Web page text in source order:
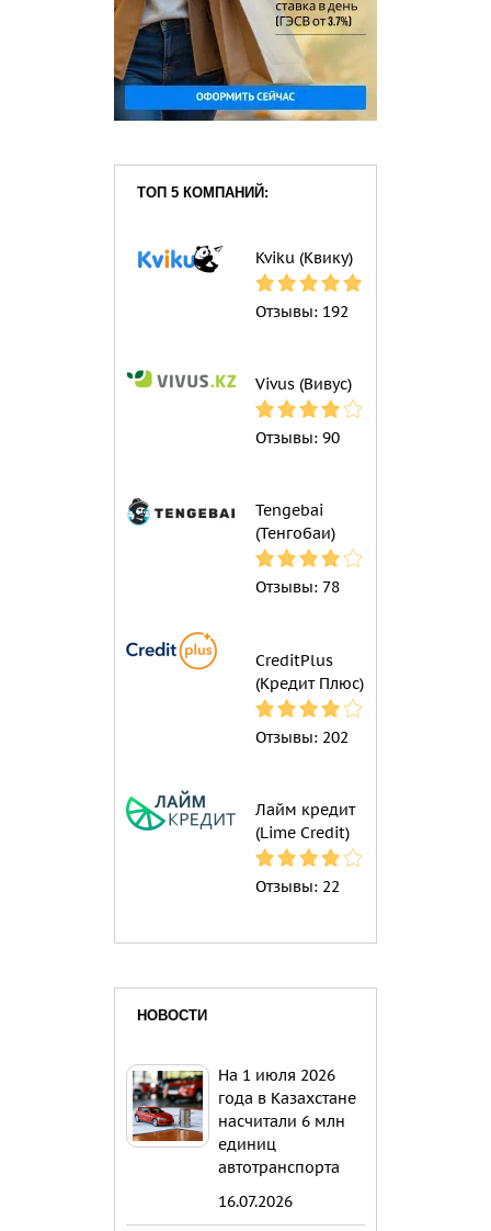
ТОП 5 КОМПАНИЙ:
Kviku (Квику)
Отзывы: 192
Vivus (Вивус)
Отзывы: 90
Tengebai
(Тенгобаи)
Отзывы: 78
CreditPlus
(Кредит Плюс)
Отзывы: 202
Лайм кредит
(Lime Credit)
Отзывы: 22
НОВОСТИ
На 1 июля 2026
года в Казахстане
насчитали 6 млн
единиц
автотранспорта
16.07.2026